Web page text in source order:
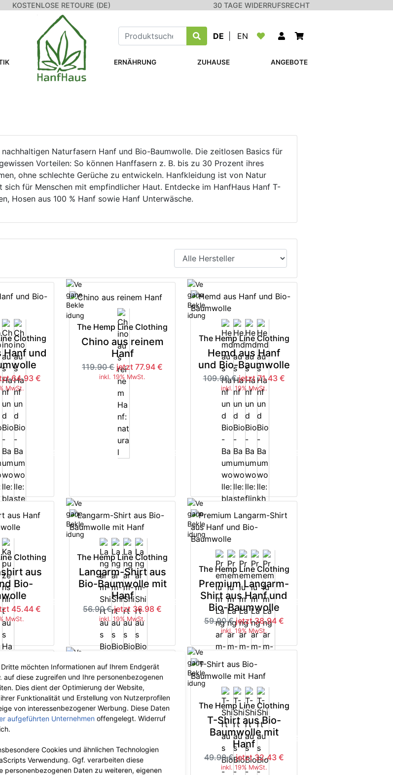
KOSTENLOSE RETOURE (DE) 30 TAGE WIDERRUFSRECHT
DE EN
ERNÄHRUNG ZUHAUSE ANGEBOTE
Naturfasern Hanf und Bio-Baumwolle. Die zeitlosen Basics für
Vorteilen: So können Hanffasern z. B. bis zu 30 Prozent ihres
ohne schlechte Gerüche zu entwickeln. Hanfkleidung ist von Natur
für Menschen mit empfindlicher Haut. Entdecke im HanfHaus Hanf T-
Hosen aus 100 % Hanf sowie Hanf Unterwäsche.
Clothing
Hanf und
64.93 €
MwSt.
-35%
The Hemp Line Clothing
Chino aus reinem
Hanf
119.90 € jetzt 77.94 €
inkl. 19% MwSt.
-35%
The Hemp Line Clothing
Hemd aus Hanf
und Bio-Baumwolle
109.90 € jetzt 71.43 €
inkl. 19% MwSt.
-35%
Clothing
aus
Bio-
45.44 €
MwSt.
-35%
The Hemp Line Clothing
Langarm-Shirt aus
Bio-Baumwolle mit
Hanf
56.90 € jetzt 36.98 €
inkl. 19% MwSt.
-35%
The Hemp Line Clothing
Premium Langarm-
Shirt aus Hanf und
Bio-Baumwolle
59.90 € jetzt 38.94 €
inkl. 19% MwSt.
-35%
Clothing
reinem
51.94 €
The Hemp Line Clothing
Slip aus Bio-
Hanf
25.90 € jetzt 16.84 €
inkl. 19% MwSt.
The Hemp Line Clothing
T-Shirt aus Bio-
Baumwolle mit
Hanf
49.90 € jetzt 32.43 €
inkl. 19% MwSt.
-35%
möchten Informationen auf Ihrem Endgerät
auf diese zugreifen und Ihre personenbezogenen
Dies dient der Optimierung der Website,
Funktionalität und Erstellung von Nutzerprofilen
von interessenbezogener Werbung. Diese Daten
aufgeführten Unternehmen offengelegt. Widerruf
Cookies und ähnlichen Technologien
Verwendung. Ggf. verarbeiten diese
personenbezogenen Daten zu weiteren, eigenen